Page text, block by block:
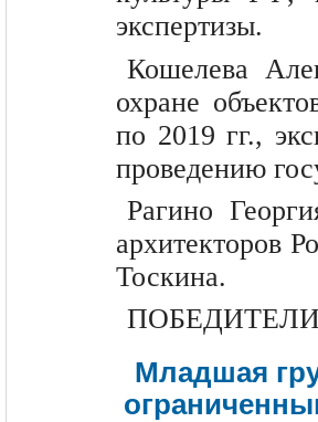
экспертизы.
Кошелева
охране
по 2019 гг.,
проведению
Рагино
архитекторов
Тоскина.
Младшая